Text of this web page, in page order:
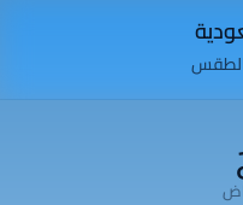
الطقس